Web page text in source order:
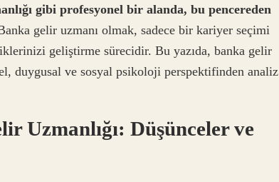
gibi profesyonel bir alanda, bu pencereden
gelir uzmanı olmak, sadece bir kariyer seçimi
geliştirme sürecidir. Bu yazıda, banka gelir
duygusal ve sosyal psikoloji perspektifinden analiz
Uzmanlığı: Düşünceler ve